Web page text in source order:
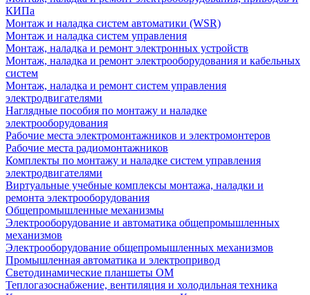
КИПа
Монтаж и наладка систем автоматики (WSR)
Монтаж и наладка систем управления
Монтаж, наладка и ремонт электронных устройств
Монтаж, наладка и ремонт электрооборудования и кабельных
систем
Монтаж, наладка и ремонт систем управления
электродвигателями
Наглядные пособия по монтажу и наладке
электрооборудования
Рабочие места электромонтажников и электромонтеров
Рабочие места радиомонтажников
Комплекты по монтажу и наладке систем управления
электродвигателями
Виртуальные учебные комплексы монтажа, наладки и
ремонта электрооборудования
Общепромышленные механизмы
Электрооборудование и автоматика общепромышленных
механизмов
Электрооборудование общепромышленных механизмов
Промышленная автоматика и электропривод
Светодинамические планшеты ОМ
Теплогазоснабжение, вентиляция и холодильная техника